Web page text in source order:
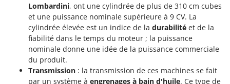
Udor
Unger
Verdemax
Vesco
Lombardini, ont une cylindrée de plus de 310 cm cubes
et une puissance nominale supérieure à 9 CV. La
cylindrée élevée est un indice de la durabilité et de la
fiabilité dans le temps du moteur ; la puissance
nominale donne une idée de la puissance commerciale
du produit.
Transmission : la transmission de ces machines se fait
par un système à engrenages à bain d'huile. Ce type de